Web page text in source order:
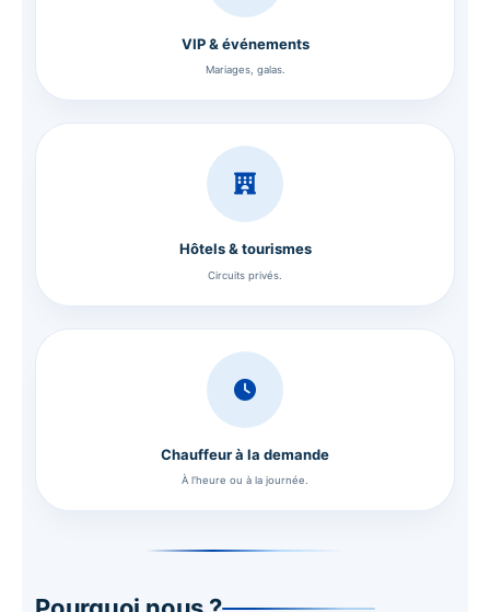
VIP & événements
Mariages, galas.
Hôtels & tourismes
Circuits privés.
Chauffeur à la demande
À l'heure ou à la journée.